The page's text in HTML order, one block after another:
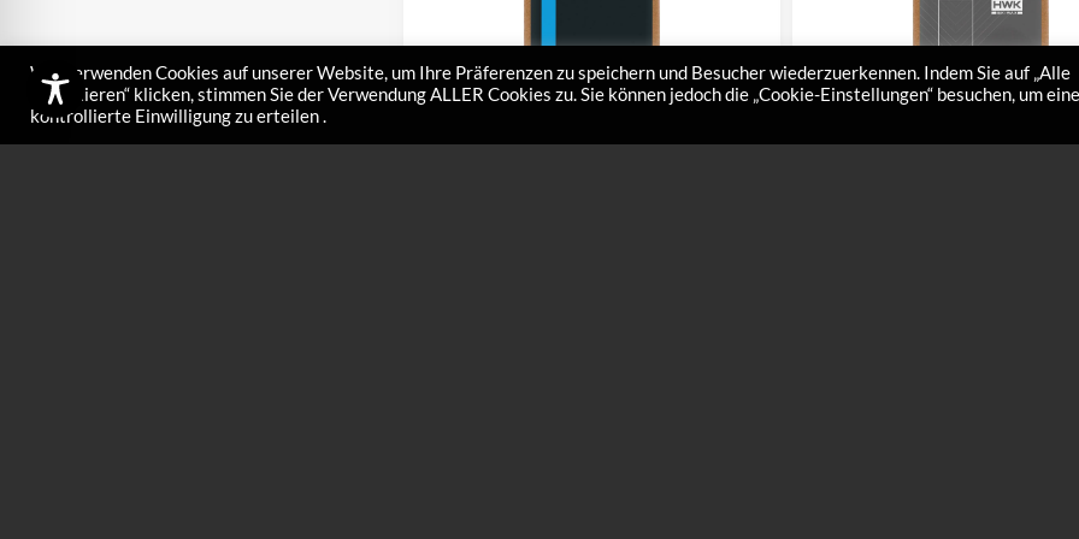
Wir verwenden Cookies auf unserer Website, um Ihre Präferenzen zu speichern und Besucher wiederzuerkennen. Indem Sie auf „Alle
akzeptieren“ klicken, stimmen Sie der Verwendung ALLER Cookies zu. Sie können jedoch die „Cookie-Einstellungen“ besuchen, um eine
kontrollierte Einwilligung zu erteilen .